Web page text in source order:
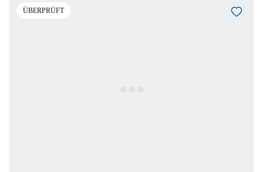
ÜBERPRÜFT